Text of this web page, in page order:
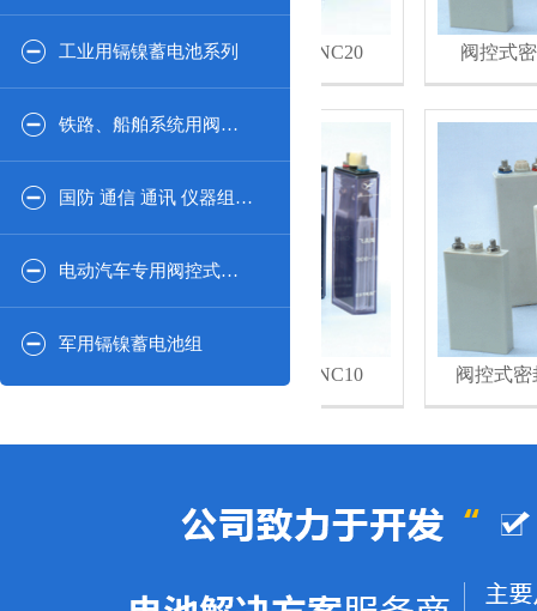
工业用镉镍蓄电池系列
铁路、船舶系统用阀控式密闭铅酸蓄电池系列
国防 通信 通讯 仪器组合系列
电动汽车专用阀控式密封铅酸蓄电池
军用镉镍蓄电池组
高倍率镉镍开口蓄电池 GNC20
高倍率镉镍开口蓄电池 GNC10
阀控式密